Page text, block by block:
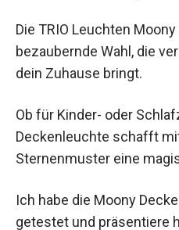
Die TRIO Leuchten
bezaubernde Wahl, die
dein Zuhause bringt.
Ob für Kinder- oder
Deckenleuchte schafft
Sternenmuster eine
Ich habe die Moony
getestet und präsentiere